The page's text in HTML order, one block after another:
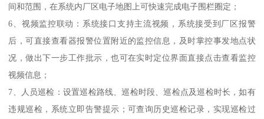
间和范围，在系统内厂区电子地图上可快速完成电子围栏圈定；
6、视频监控联动：系统接口支持主流视频，系统接受到厂区报警
后，可直接查看器报警位置附近的监控信息，及时掌控事发地点状
况，做出下一步工作批示，也可在实时定位界面直接点击查看监控
视频信息；
7、人员巡检：设置巡检路线、巡检时段、巡检点及巡检时长，如有
违规巡检，系统立即告警提示；可查询历史巡检记录，实现巡检过